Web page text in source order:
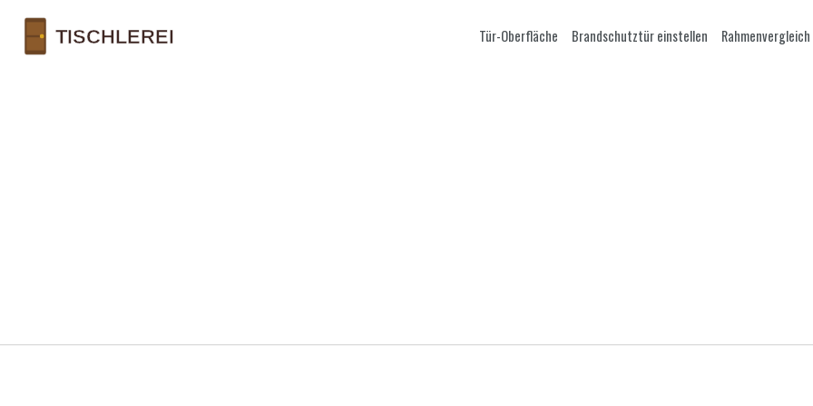
Tür-Oberfläche Brandschutztür einstellen Rahmenvergleich